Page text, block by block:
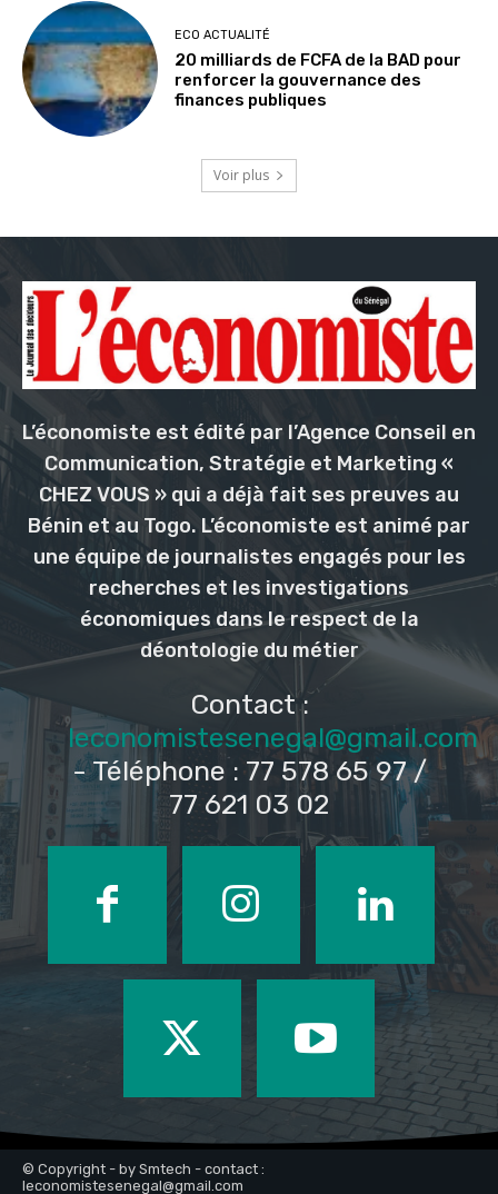
ECO ACTUALITÉ
20 milliards de FCFA de la BAD pour
renforcer la gouvernance des
finances publiques
Voir plus
L’économiste est édité par l’Agence Conseil en
Communication, Stratégie et Marketing «
CHEZ VOUS » qui a déjà fait ses preuves au
Bénin et au Togo. L’économiste est animé par
une équipe de journalistes engagés pour les
recherches et les investigations
économiques dans le respect de la
déontologie du métier
Contact :
leconomistesenegal@gmail.com
- Téléphone : 77 578 65 97 /
77 621 03 02
© Copyright - by Smtech - contact :
leconomistesenegal@gmail.com